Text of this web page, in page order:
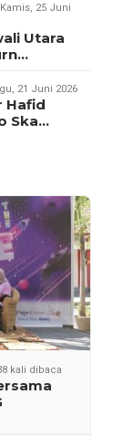
Kamis, 25 Juni
Utara
21 Juni 2026
Hafid
Ska…
kali dibaca